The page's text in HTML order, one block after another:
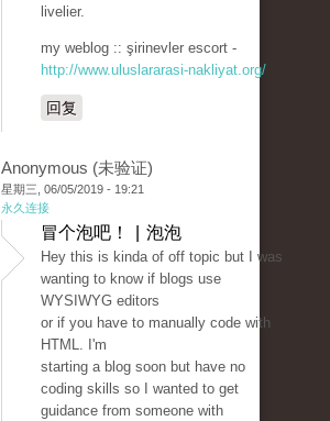
livelier.
my weblog :: şirinevler escort -
http://www.uluslararasi-nakliyat.org/
回复
Anonymous (未验证)
星期三, 06/05/2019 - 19:21
永久连接
冒个泡吧！ | 泡泡
Hey this is kinda of off topic but I was
wanting to know if blogs use
WYSIWYG editors
or if you have to manually code with
HTML. I'm
starting a blog soon but have no
coding skills so I wanted to get
guidance from someone with